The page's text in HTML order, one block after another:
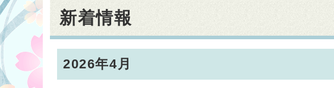
新着情報
2026年4月